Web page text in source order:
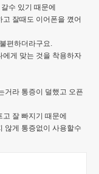
수 있기 때문에
잘때도 이어폰을 꼈어
편하더라구요.
에게 맞는 것을 착용하자
거라 통증이 덜했고 오픈
잘 빠지기 때문에
않게 통증없이 사용할수